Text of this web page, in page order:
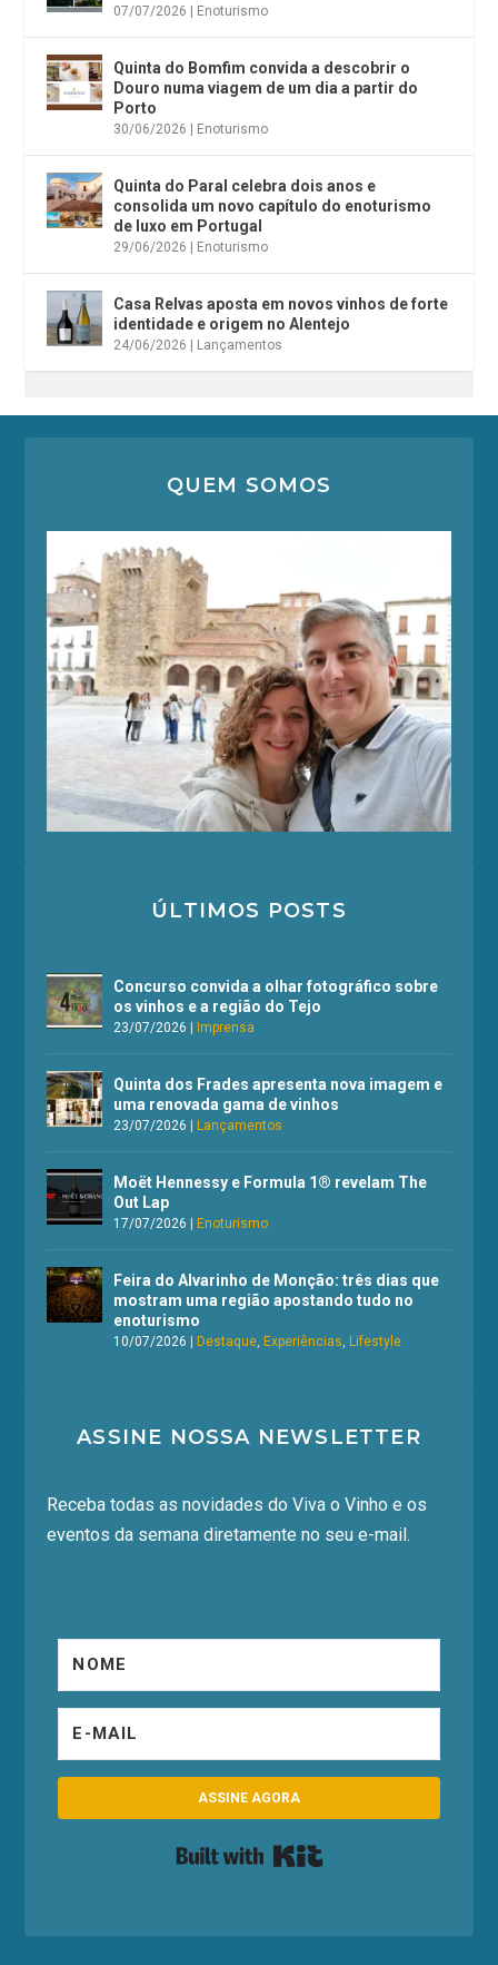
07/07/2026 | Enoturismo
Quinta do Bomfim convida a descobrir o
Douro numa viagem de um dia a partir do
Porto
30/06/2026 | Enoturismo
Quinta do Paral celebra dois anos e
consolida um novo capítulo do enoturismo
de luxo em Portugal
29/06/2026 | Enoturismo
Casa Relvas aposta em novos vinhos de forte
identidade e origem no Alentejo
24/06/2026 | Lançamentos
QUEM SOMOS
ÚLTIMOS POSTS
Concurso convida a olhar fotográfico sobre
os vinhos e a região do Tejo
23/07/2026 Imprensa
Quinta dos Frades apresenta nova imagem e
uma renovada gama de vinhos
23/07/2026 Lançamentos
Moët Hennessy e Formula 1® revelam The
Out Lap
17/07/2026 Enoturismo
Feira do Alvarinho de Monção: três dias que
mostram uma região apostando tudo no
enoturismo
10/07/2026 Destaque, Experiências, Lifestyle
ASSINE NOSSA NEWSLETTER
Receba todas as novidades do Viva o Vinho e os
eventos da semana diretamente no seu e-mail.
ASSINE AGORA